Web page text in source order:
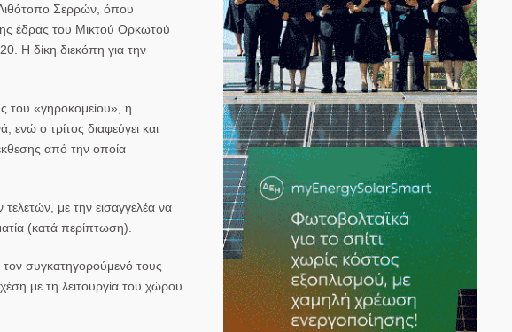
Λιθότοπο Σερρών, όπου
έδρας του Μικτού Ορκωτού
Η δίκη διεκόπη για την
του «γηροκομείου», η
ενώ ο τρίτος διαφεύγει και
από την οποία
με την εισαγγελέα να
(κατά περίπτωση).
συγκατηγορούμενό τους
με τη λειτουργία του χώρου